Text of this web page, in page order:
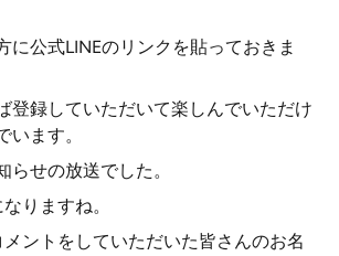
に公式LINEのリンクを貼っておきま
登録していただいて楽しんでいただけ
います。
らせの放送でした。
りますね。
ントをしていただいた皆さんのお名